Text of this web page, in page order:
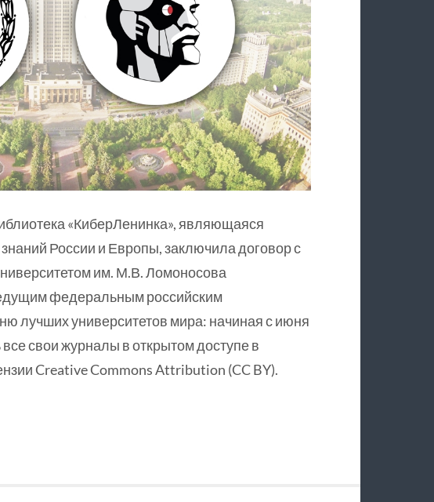
«КиберЛенинка», являющаяся
России и Европы, заключила договор с
им. М.В. Ломоносова
федеральным российским
лучших университетов мира: начиная с июня
свои журналы в открытом доступе в
Creative Commons Attribution (CC BY).